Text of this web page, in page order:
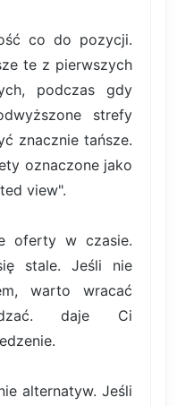
co do pozycji.
te z pierwszych
podczas gdy
strefy
znacznie tańsze.
oznaczone jako
view".
oferty w czasie.
stale. Jeśli nie
warto wracać
daje Ci
alternatyw. Jeśli